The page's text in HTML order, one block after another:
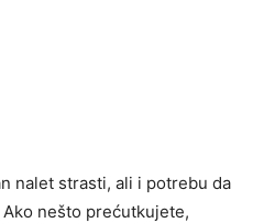
nalet strasti, ali i potrebu da
nešto prećutkujete,